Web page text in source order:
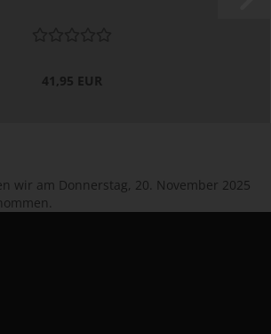
41,95 EUR
wir am Donnerstag, 20. November 2025